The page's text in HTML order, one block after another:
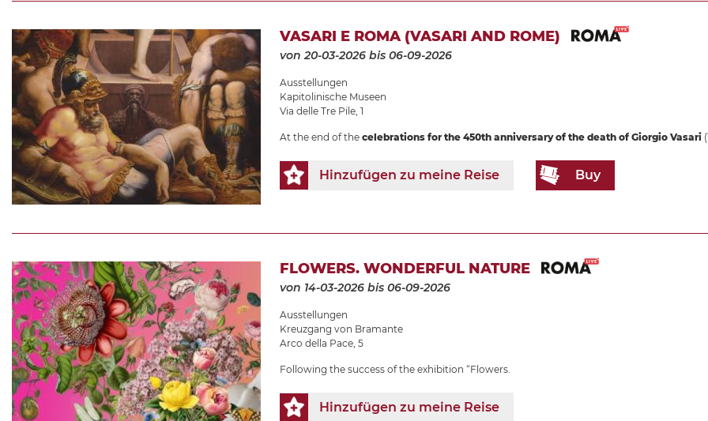
VASARI E ROMA (VASARI AND ROME)
von 20-03-2026 bis 06-09-2026
Ausstellungen
Kapitolinische Museen
Via delle Tre Pile, 1
At the end of the celebrations for the 450th anniversary of the death of Giorgio Vasari
Hinzufügen zu meine Reise Buy
FLOWERS. WONDERFUL NATURE
von 14-03-2026 bis 06-09-2026
Ausstellungen
Kreuzgang von Bramante
Arco della Pace, 5
Following the success of the exhibition “Flowers.
Hinzufügen zu meine Reise